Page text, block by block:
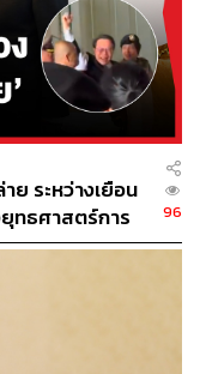
“อเมริกาจะไม่ยอม
การข่าวกรอง และ
กเราเพียง 145
ชาวคิวบาจะได้รับ
รัฐฯ ซึ่งมีเชื้อสาย
งวิดีโอถึงประชาชน
ฐกิจและ
มาจากผู้นำ และย้ำ
วยเหลือด้าน
ฯ แลกกับการ
ย ระหว่างเยือน
ทธศาสตร์การ
96